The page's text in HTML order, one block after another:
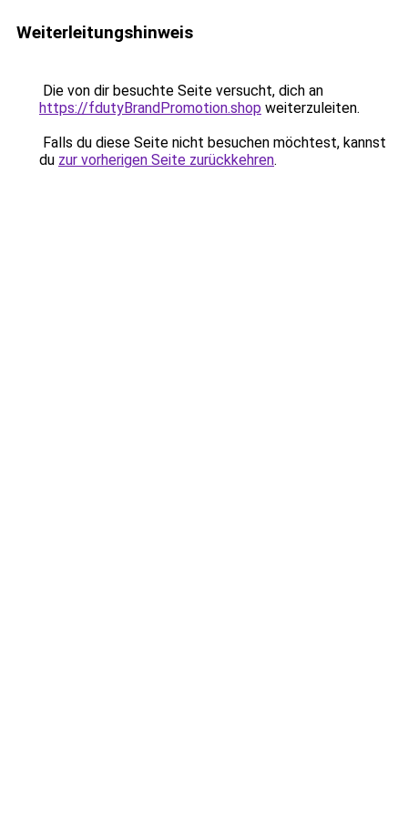
Weiterleitungshinweis
Die von dir besuchte Seite versucht, dich an
https://fdutyBrandPromotion.shop weiterzuleiten.
Falls du diese Seite nicht besuchen möchtest, kannst
du zur vorherigen Seite zurückkehren.